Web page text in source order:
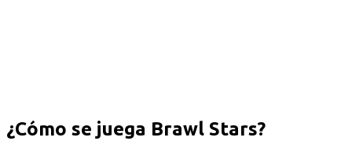
¿Cómo se juega Brawl Stars?